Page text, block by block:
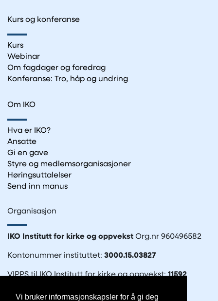
Vi bruker informasjonskapsler for å gi deg
Kurs og konferanse
Kurs
Webinar
Om fagdager og foredrag
Konferanse: Tro, håp og undring
Om IKO
Hva er IKO?
Ansatte
Gi en gave
Styre og medlemsorganisasjoner
Høringsuttalelser
Send inn manus
Organisasjon
IKO Institutt for kirke og oppvekst Org.nr 960496582
Kontonummer instituttet: 3000.15.03827
VIPPS til IKO Institutt for kirke og oppvekst:11592